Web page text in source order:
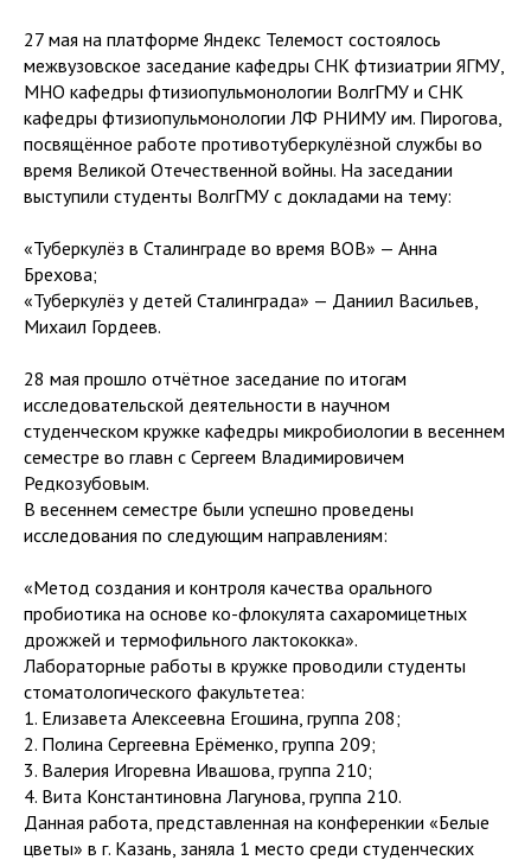
27 мая на платформе Яндекс Телемост состоялось
межвузовское заседание кафедры СНК фтизиатрии ЯГМУ,
МНО кафедры фтизиопульмонологии ВолгГМУ и СНК
кафедры фтизиопульмонологии ЛФ РНИМУ им. Пирогова,
посвящённое работе противотуберкулёзной службы во
время Великой Отечественной войны. На заседании
выступили студенты ВолгГМУ с докладами на тему:
«Туберкулёз в Сталинграде во время ВОВ» — Анна
Брехова;
«Туберкулёз у детей Сталинграда» — Даниил Васильев,
Михаил Гордеев.
28 мая прошло отчётное заседание по итогам
исследовательской деятельности в научном
студенческом кружке кафедры микробиологии в весеннем
семестре во главн с Сергеем Владимировичем
Редкозубовым.
В весеннем семестре были успешно проведены
исследования по следующим направлениям:
«Метод создания и контроля качества орального
пробиотика на основе ко-флокулята сахаромицетных
дрожжей и термофильного лактококка».
Лабораторные работы в кружке проводили студенты
стоматологического факультетеа:
1. Елизавета Алексеевна Егошина, группа 208;
2. Полина Сергеевна Ерёменко, группа 209;
3. Валерия Игоревна Ивашова, группа 210;
4. Вита Константиновна Лагунова, группа 210.
Данная работа, представленная на конференкии «Белые
цветы» в г. Казань, заняла 1 место среди студенческих